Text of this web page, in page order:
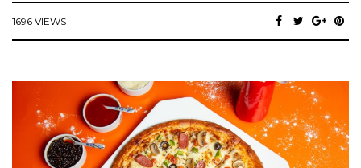
1696 VIEWS